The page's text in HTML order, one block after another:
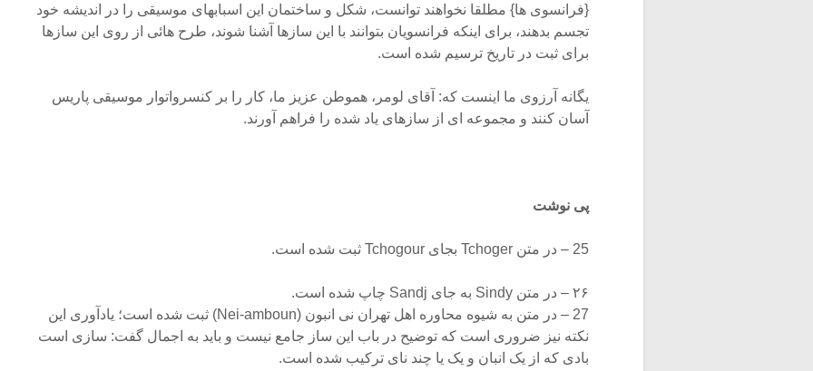
{فرانسوی ها} مطلقا نخواهند توانست، شکل و ساختمان این اسبابهای موسیقی را در اندیشه خود
تجسم بدهند، برای اینکه فرانسویان بتوانند با این سازها آشنا شوند، طرح هائی از روی این سازها
برای ثبت در تاریخ ترسیم شده است.
یگانه آرزوی ما اینست که: آقای لومر، هموطن عزیز ما، کار را بر کنسرواتوار موسیقی پاریس
آسان کنند و مجموعه ای از سازهای یاد شده را فراهم آورند.
پی نوشت
25 – در متن Tchoger بجای Tchogour ثبت شده است.
۲۶ – در متن Sindy به جای Sandj چاپ شده است.
27 – در متن به شیوه محاوره اهل تهران نی انبون (Nei-amboun) ثبت شده است؛ یادآوری این
نکته نیز ضروری است که توضیح در باب این ساز جامع نیست و باید به اجمال گفت: سازی است
بادی که از یک انبان و یک یا چند نای ترکیب شده است.